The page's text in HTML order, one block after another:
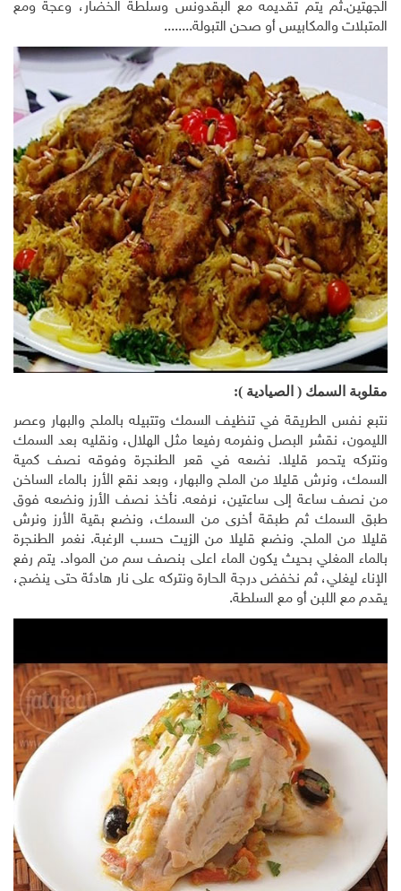
الجهتين.ثم يتم تقديمه مع البقدونس وسلطة الخضار، وعجة ومع
المتبلات والمكابيس أو صحن التبولة........
مقلوبة السمك ( الصيادية ):
نتبع نفس الطريقة في تنظيف السمك وتتبيله بالملح والبهار وعصر
الليمون، نقشر البصل ونفرمه رفيعا مثل الهلال، ونقليه بعد السمك
ونتركه يتحمر قليلا. نضعه في قعر الطنجرة وفوقه نصف كمية
السمك، ونرش قليلا من الملح والبهار، وبعد نقع الأرز بالماء الساخن
من نصف ساعة إلى ساعتين، نرفعه. نأخذ نصف الأرز ونضعه فوق
طبق السمك ثم طبقة أخرى من السمك، ونضع بقية الأرز ونرش
قليلا من الملح. ونضع قليلا من الزيت حسب الرغبة. نغمر الطنجرة
بالماء المغلي بحيث يكون الماء اعلى بنصف سم من المواد. يتم رفع
الإناء ليغلي، ثم نخفض درجة الحارة ونتركه على نار هادئة حتى ينضج،
يقدم مع اللبن أو مع السلطة.